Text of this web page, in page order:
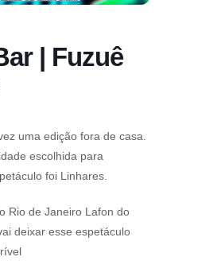
| Fuzuê
uma edição fora de casa.
escolhida para
foi Linhares.
Rio de Janeiro Lafon do
deixar esse espetáculo